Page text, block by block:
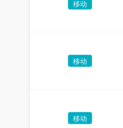
移动
移动
移动